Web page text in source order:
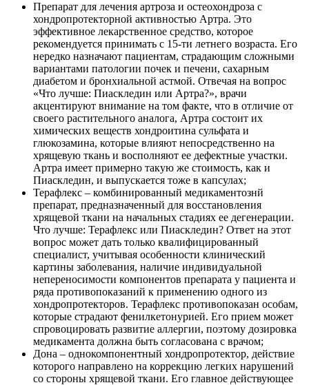
Препарат для лечения артроза и остеохондроза с
хондропротекторной активностью Артра. Это
эффективное лекарственное средство, которое
рекомендуется принимать с 15-ти летнего возраста. Его
нередко назначают пациентам, страдающим сложными
вариантами патологии почек и печени, сахарным
диабетом и бронхиальной астмой. Отвечая на вопрос
«Что лучше: Пиаскледин или Артра?», врачи
акцентируют внимание на том факте, что в отличие от
своего растительного аналога, Артра состоит их
химических веществ хондроитина сульфата и
глюкозамина, которые влияют непосредственно на
хрящевую ткань и восполняют ее дефектные участки.
Артра имеет примерно такую же стоимость, как и
Пиаскледин, и выпускается тоже в капсулах;
Терафлекс – комбинированный медикаментознй
препарат, предназначенный для восстановления
хрящевой ткани на начальных стадиях ее дегенерации.
Что лучше: Терафлекс или Пиаскледин? Ответ на этот
вопрос может дать только квалифицированный
специалист, учитывая особенности клинический
картины заболевания, наличие индивидуальной
непереносимости компонентов препарата у пациента и
ряда противопоказаний к применению одного из
хондропротекторов. Терафлекс противопоказан особам,
которые страдают фенилкетонурией. Его прием может
спровоцировать развитие аллергии, поэтому дозировка
медикамента должна быть согласована с врачом;
Дона – однокомпонентный хондропротектор, действие
которого направлено на коррекцию легких нарушений
со стороны хрящевой ткани. Его главное действующее